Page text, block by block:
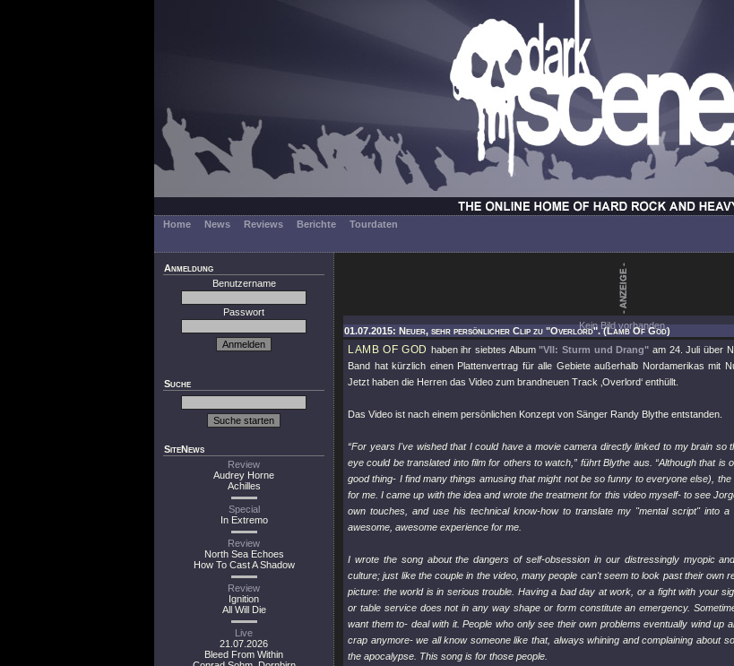
Home News Reviews Berichte
Tourdaten
Anmeldung
Benutzername
Passwort
Suche
SiteNews
Review
Audrey Horne
Achilles
Special
In Extremo
Review
North Sea Echoes
How To Cast A Shadow
Review
Ignition
All Will Die
Live
21.07.2026
Bleed From Within
Kein Bild vorhanden.
01.07.2015: Neuer, sehr persönlicher Clip zu "Overlord". (Lamb Of God)
LAMB OF GOD haben ihr siebtes Album"VII: Sturm und Drang" am 24. Juli über
Band hat kürzlich einen Plattenvertrag für alle Gebiete außerhalb Nordamerikas mit
Jetzt haben die Herren das Video zum brandneuen Track ‚Overlord‘ enthüllt.
Das Video ist nach einem persönlichen Konzept von Sänger Randy Blythe entstanden.
“For years I've wished that I could have a movie camera directly linked to my brain so
eye could be translated into film for others to watch,” führt Blythe aus. “Although that is
good thing- I find many things amusing that might not be so funny to everyone else),
for me. I came up with the idea and wrote the treatment for this video myself- to see
own touches, and use his technical know-how to translate my "mental script" into
awesome, awesome experience for me.
I wrote the song about the dangers of self-obsession in our distressingly myopic
culture; just like the couple in the video, many people can't seem to look past their own
picture: the world is in serious trouble. Having a bad day at work, or a fight with your
or table service does not in any way shape or form constitute an emergency.
want them to- deal with it. People who only see their own problems eventually wind up
crap anymore- we all know someone like that, always whining and complaining about
the apocalypse. This song is for those people.